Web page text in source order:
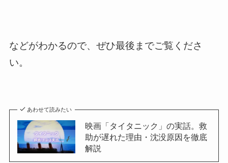
などがわかるので、ぜひ最後までご覧くださ
い。
あわせて読みたい
映画「タイタニック」の実話。救
助が遅れた理由・沈没原因を徹底
解説